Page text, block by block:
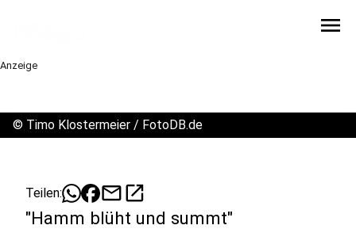
menu
Anzeige
© Timo Klostermeier / FotoDB.de
Teilen: mailopen_in_new
"Hamm blüht und summt"